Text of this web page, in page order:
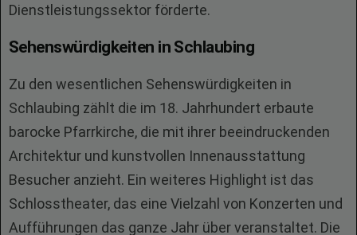
Dienstleistungssektor förderte.
Sehenswürdigkeiten in Schlaubing
Zu den wesentlichen Sehenswürdigkeiten in
Schlaubing zählt die im 18. Jahrhundert erbaute
barocke Pfarrkirche, die mit ihrer beeindruckenden
Architektur und kunstvollen Innenausstattung
Besucher anzieht. Ein weiteres Highlight ist das
Schlosstheater, das eine Vielzahl von Konzerten und
Aufführungen das ganze Jahr über veranstaltet. Die